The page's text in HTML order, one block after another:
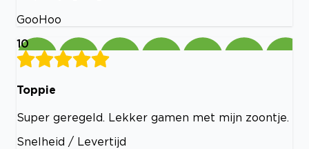
GooHoo
10
Toppie
Super geregeld. Lekker gamen met mijn zoontje.
Snelheid / Levertijd